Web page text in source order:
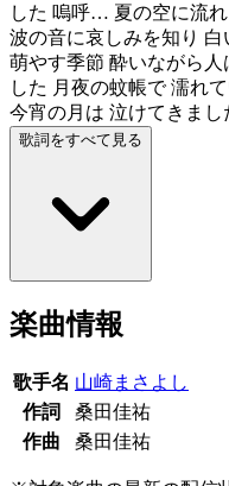
した 嗚呼… 夏の空に流
波の音に哀しみを知り
萌やす季節 酔いながら
した 月夜の蚊帳で 濡れ
今宵の月は 泣けてきま
歌詞をすべて見る
楽曲情報
歌手名 山崎まさよし
作詞
桑田佳祐
作曲
桑田佳祐